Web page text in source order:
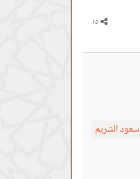
سعود الشريم